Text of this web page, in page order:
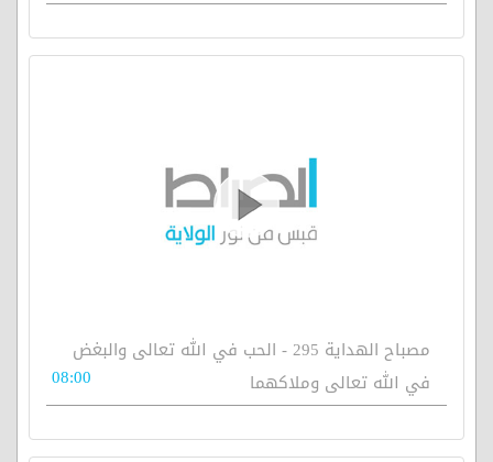
مصباح الهداية 295 - الحب في الله تعالى والبغض
في الله تعالى وملاكهما
08:00